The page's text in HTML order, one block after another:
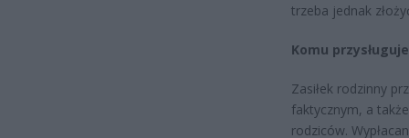
trzeba jednak
Komu
Zasiłek rodzinny
faktycznym, a
rodziców.